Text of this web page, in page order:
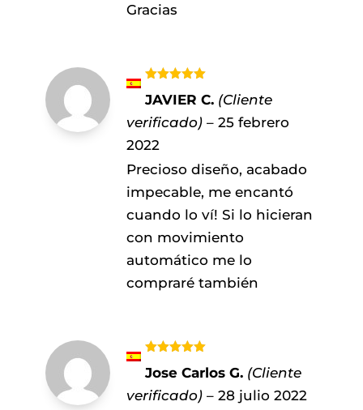
Gracias
con5 de 5
JAVIER C. (Cliente
verificado) – 25 febrero
2022
Precioso diseño, acabado
impecable, me encantó
cuando lo ví! Si lo hicieran
con movimiento
automático me lo
compraré también
con5de 5
Jose Carlos G. (Cliente
verificado) – 28 julio 2022